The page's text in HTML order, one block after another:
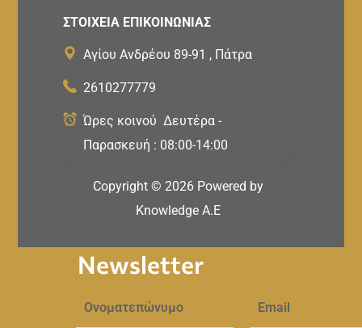
ΣΤΟΙΧΕΙΑ ΕΠΙΚΟΙΝΩΝΙΑΣ
Αγίου Ανδρέου 89-91 , Πάτρα
2610277779
Ώρες κοινού Δευτέρα -
Παρασκευή : 08:00-14:00
Copyright © 2026 Powered by
Knowledge A.E
Newsletter